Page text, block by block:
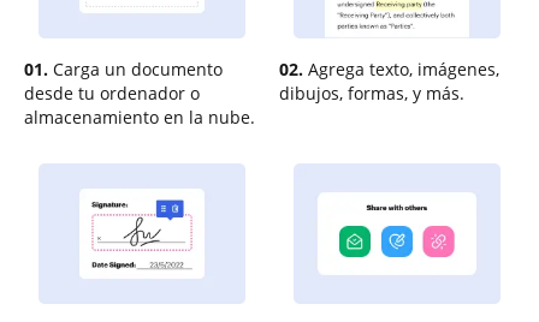
01. Carga un documento
desde tu ordenador o
almacenamiento en la nube.
02. Agrega texto, imágenes,
dibujos, formas, y más.